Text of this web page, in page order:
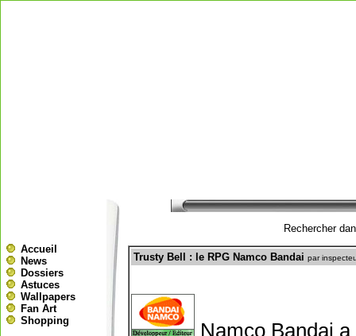
Accueil
News
Dossiers
Astuces
Wallpapers
Fan Art
Shopping
Rechercher
Trusty Bell : le RPG Namco Bandai par
Namco Bandai